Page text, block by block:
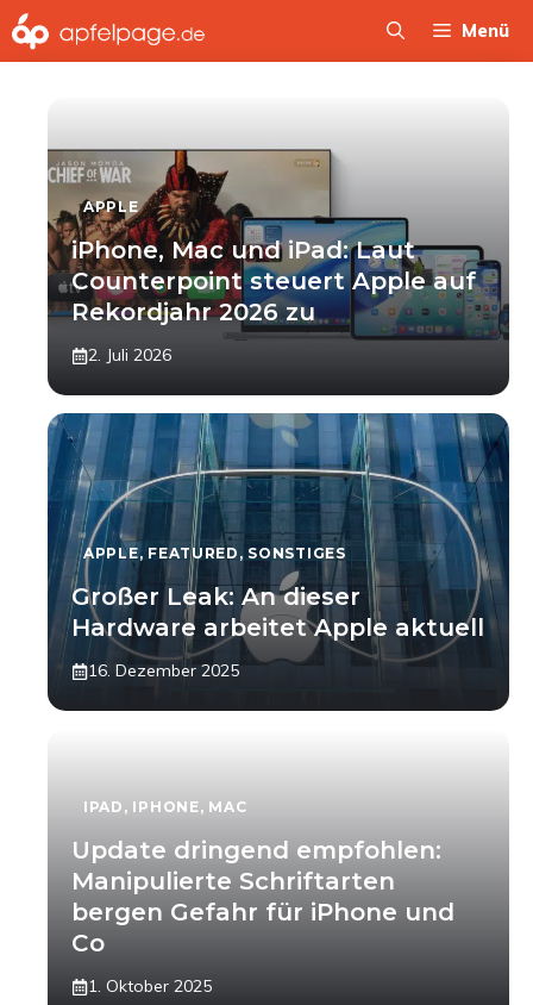
Zum
Inhalt
Menü
APPLE
iPhone, Mac und iPad: Laut
Counterpoint steuert Apple auf
Rekordjahr 2026 zu
2. Juli 2026
APPLE, FEATURED , SONSTIGES
Großer Leak: An dieser
Hardware arbeitet Apple aktuell
16. Dezember 2025
IPAD , IPHONE, MAC
Update dringend empfohlen:
Manipulierte Schriftarten
bergen Gefahr für iPhone und
Co
1. Oktober 2025